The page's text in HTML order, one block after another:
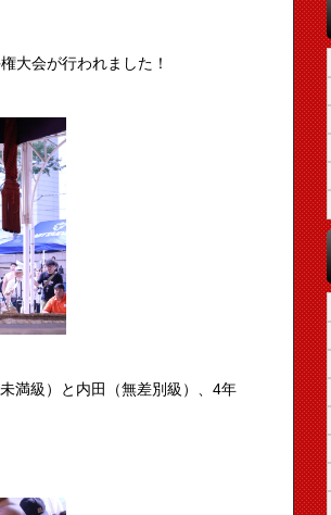
大会が行われました！
満級）と内田（無差別級）、4年